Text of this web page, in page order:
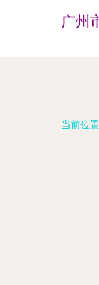
广州
当前位置